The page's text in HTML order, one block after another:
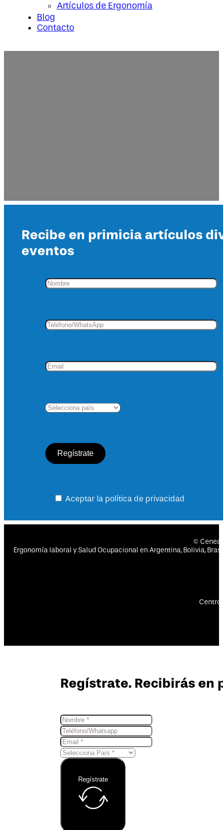
Artículos de Ergonomía
Blog
Contacto
Recibe en primicia artículos
eventos
Aceptar la política de privacidad
©
Ergonomía laboral y Salud Ocupacional en Argentina, Bolivia,
Centro
Regístrate. Recibirás en
Regístrate